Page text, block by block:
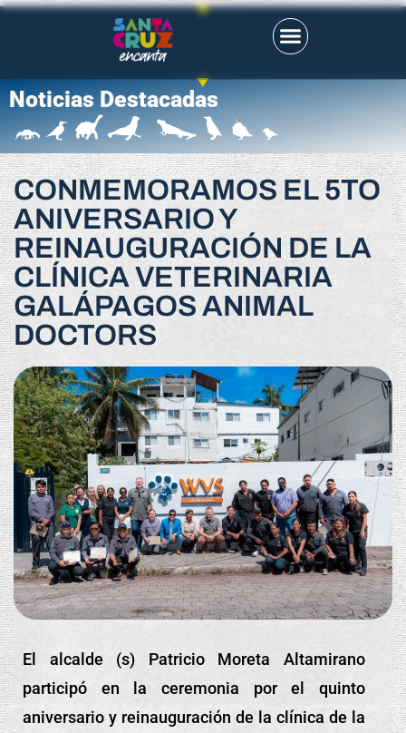
Noticias Destacadas
CONMEMORAMOS EL 5TO
ANIVERSARIO Y
REINAUGURACIÓN DE LA
CLÍNICA VETERINARIA
GALÁPAGOS ANIMAL
DOCTORS
El alcalde (s) Patricio Moreta Altamirano
participó en la ceremonia por el quinto
aniversario y reinauguración de la clínica de la